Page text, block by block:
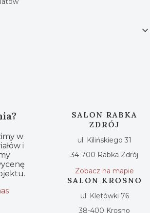
w
i
SALON RABKA
ZDRÓJ
ul. Kilińskiego 31
34-700 Rabka Zdrój
Zobacz na mapie
SALON KROSNO
ul. Kletówki 76
38-400 Krosno